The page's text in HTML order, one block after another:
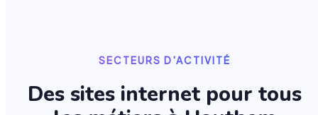
SECTEURS D'ACTIVITÉ
Des sites internet pour tous